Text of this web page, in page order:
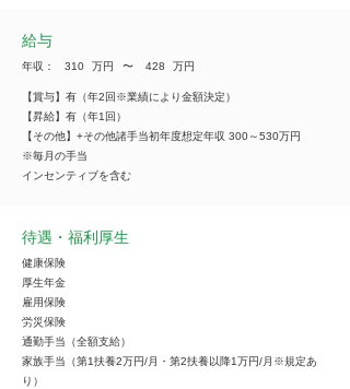
給与
年収： 310 万円 ​〜 428 万円
【賞与】有（年2回※業績により金額決定）
【昇給】有（年1回）
【その他】+その他諸手当初年度想定年収 300～530万円
※毎月の手当
インセンティブを含む
待遇・福利厚生
健康保険
厚生年金
雇用保険
労災保険
通勤手当（全額支給）
家族手当（第1扶養2万円/月・第2扶養以降1万円/月※規定あ
り）